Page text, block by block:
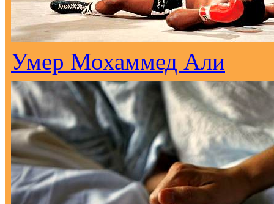
Умер Мохаммед Али